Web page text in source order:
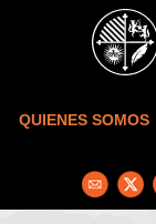
Skip to main content
QUIENES SOMOS